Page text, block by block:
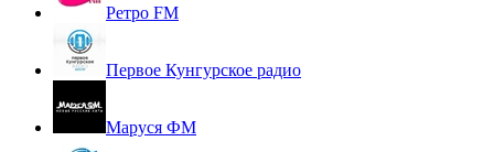
Ретро FM
Первое Кунгурское радио
Маруся ФМ